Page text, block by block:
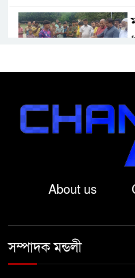
About us
সম্পাদক মন্ডলী